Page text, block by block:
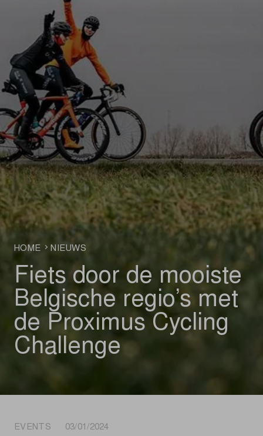
HOME NIEUWS
Fiets door de mooiste
Belgische regio’s met
de Proximus Cycling
Challenge
EVENTS 03/01/2024